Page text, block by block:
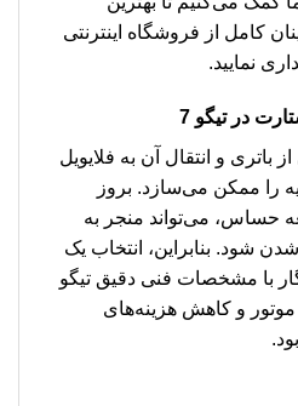
کامل از فروشگاه اینترنتی
نمایید.
در تیگو 7
باتری و انتقال آن به فلایویل
را ممکن می‌سازد. بروز
حساس، می‌تواند منجر به
شود. بنابراین، انتخاب یک
با مشخصات فنی دقیق تیگو
و کاهش هزینه‌های